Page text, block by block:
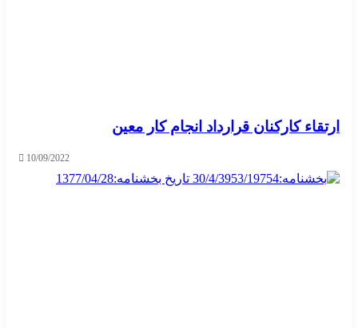
ارتقاء کارکنان قرارداد انجام کار معین
10/09/2022